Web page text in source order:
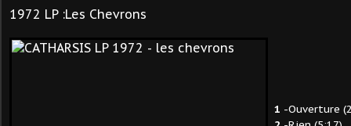
1972 LP :Les Chevrons
1 -Ouverture